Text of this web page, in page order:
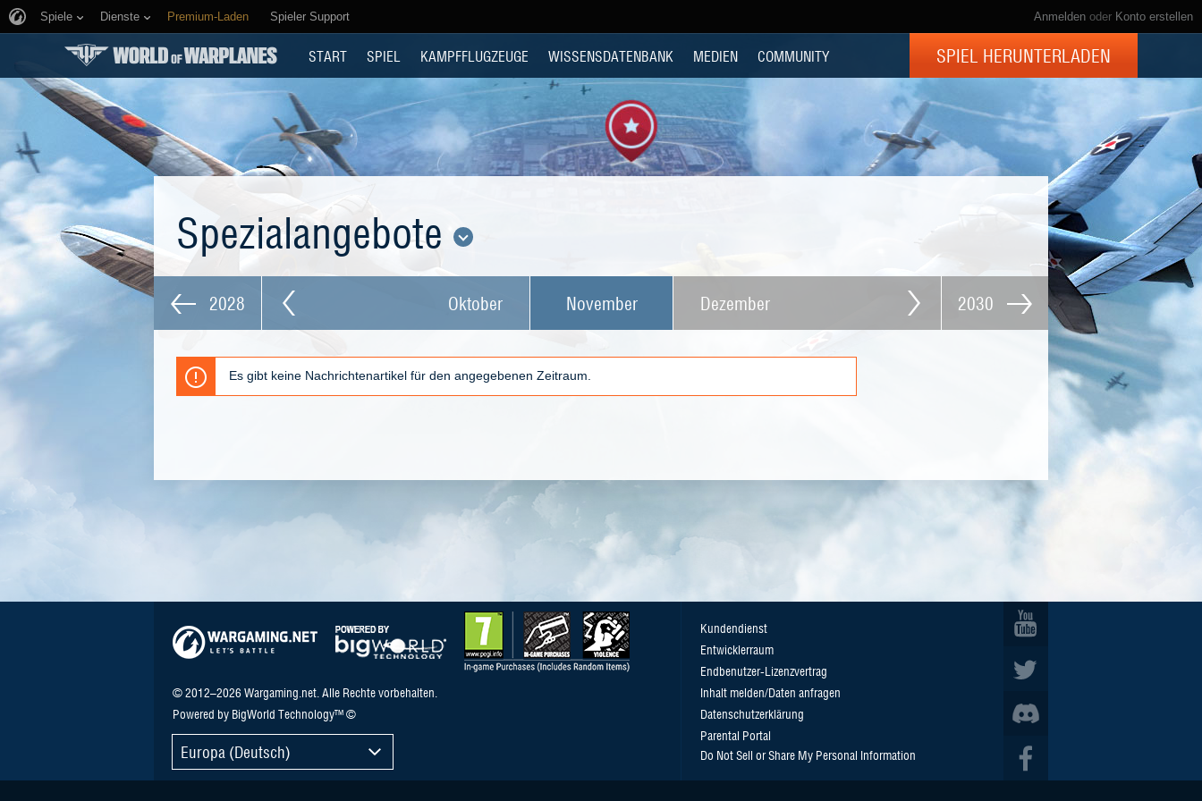
Anmelden oder Konto erstellen
Spiele Dienste Premium-Laden Spieler Support
START SPIEL KAMPFFLUGZEUGE WISSENSDATENBANK MEDIEN COMMUNITY SPIEL HERUNTERLADEN
Spezialangebote
2028 Oktober November Dezember 2030
Es gibt keine Nachrichtenartikel für den angegebenen Zeitraum.
© 2012–2026 Wargaming.net. Alle Rechte vorbehalten.
Powered by BigWorld Technology™ ©
Europa (Deutsch)
Kundendienst
Entwicklerraum
Endbenutzer-Lizenzvertrag
Inhalt melden/Daten anfragen
Datenschutzerklärung
Parental Portal
Do Not Sell or Share My Personal Information